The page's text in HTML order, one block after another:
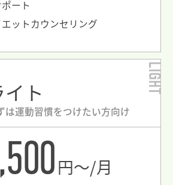
ート
ットカウンセリング
イト
は運動習慣をつけたい方向け
LIGHT
円〜/月